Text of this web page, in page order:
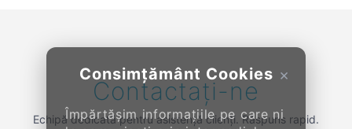
×
Consimțământ Cookies
Împărtășim informațiile pe care ni
Contactați-ne
Echipă dedicată pentru asistență clienți. Răspuns rapid.